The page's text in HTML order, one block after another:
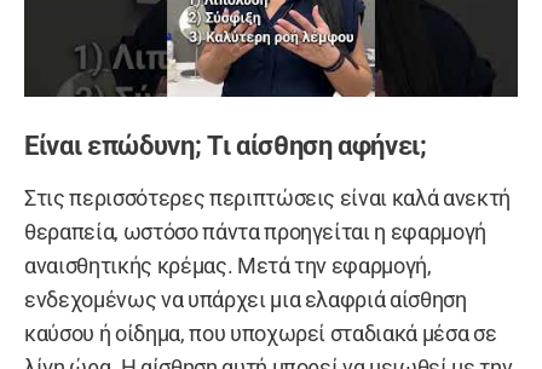
Είναι επώδυνη; Τι αίσθηση αφήνει;
Στις περισσότερες περιπτώσεις είναι καλά ανεκτή
θεραπεία, ωστόσο πάντα προηγείται η εφαρμογή
αναισθητικής κρέμας. Μετά την εφαρμογή,
ενδεχομένως να υπάρχει μια ελαφριά αίσθηση
καύσου ή οίδημα, που υποχωρεί σταδιακά μέσα σε